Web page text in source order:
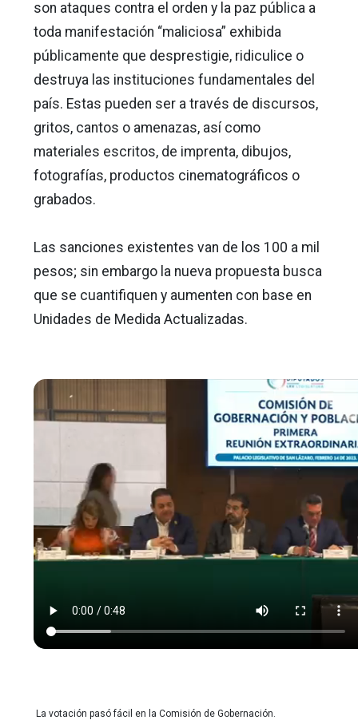
son ataques contra el orden y la paz pública a
toda manifestación “maliciosa” exhibida
públicamente que desprestigie, ridiculice o
destruya las instituciones fundamentales del
país. Estas pueden ser a través de discursos,
gritos, cantos o amenazas, así como
materiales escritos, de imprenta, dibujos,
fotografías, productos cinematográficos o
grabados.
Las sanciones existentes van de los 100 a mil
pesos; sin embargo la nueva propuesta busca
que se cuantifiquen y aumenten con base en
Unidades de Medida Actualizadas.
La votación pasó fácil en la Comisión de Gobernación.